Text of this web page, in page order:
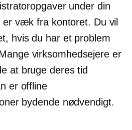
under din
er væk fra kontoret. Du vil
hvis du har et problem
virksomhedsejere er
at bruge deres tid
er offline
bydende nødvendigt.